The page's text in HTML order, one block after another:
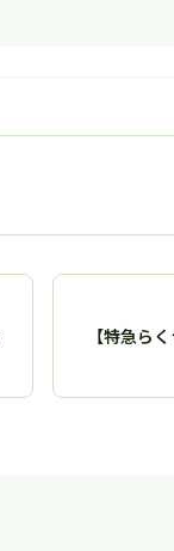
【特急ら